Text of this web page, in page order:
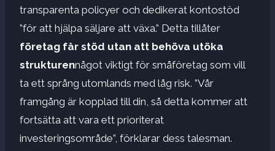
transparenta policyer och dedikerat kontostöd
”för att hjälpa säljare att växa.” Detta tillåter
företag får stöd utan att behöva utöka
strukturennågot viktigt för småföretag som vill
ta ett språng utomlands med låg risk. ”Vår
framgång är kopplad till din, så detta kommer att
fortsätta att vara ett prioriterat
investeringsområde”, förklarar dess talesman.